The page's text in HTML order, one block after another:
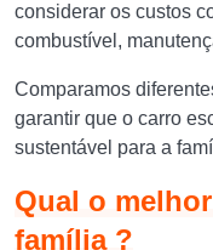
considerar os custos
combustível,
Comparamos
garantir que o carro
sustentável para a
Qual o
família ?